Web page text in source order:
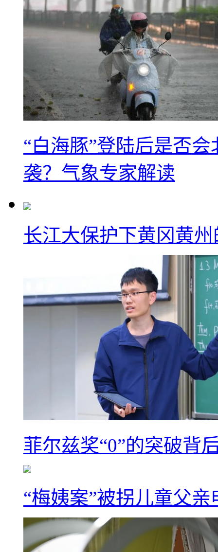
“白海豚”登陆后是否
袭？气象专家解读
长江大保护下黄冈黄
菲尔兹奖“0”的突破背
“梅姨案”被拐儿童父